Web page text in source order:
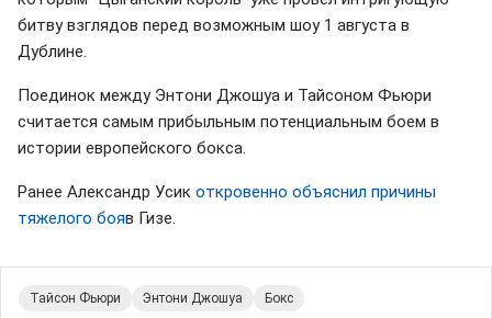
битву взглядов перед возможным шоу 1 августа в
Дублине.
Поединок между Энтони Джошуа и Тайсоном Фьюри
считается самым прибыльным потенциальным боем в
истории европейского бокса.
Ранее Александр Усик откровенно объяснил причины
тяжелого бояв Гизе.
Тайсон Фьюри Энтони Джошуа Бокс